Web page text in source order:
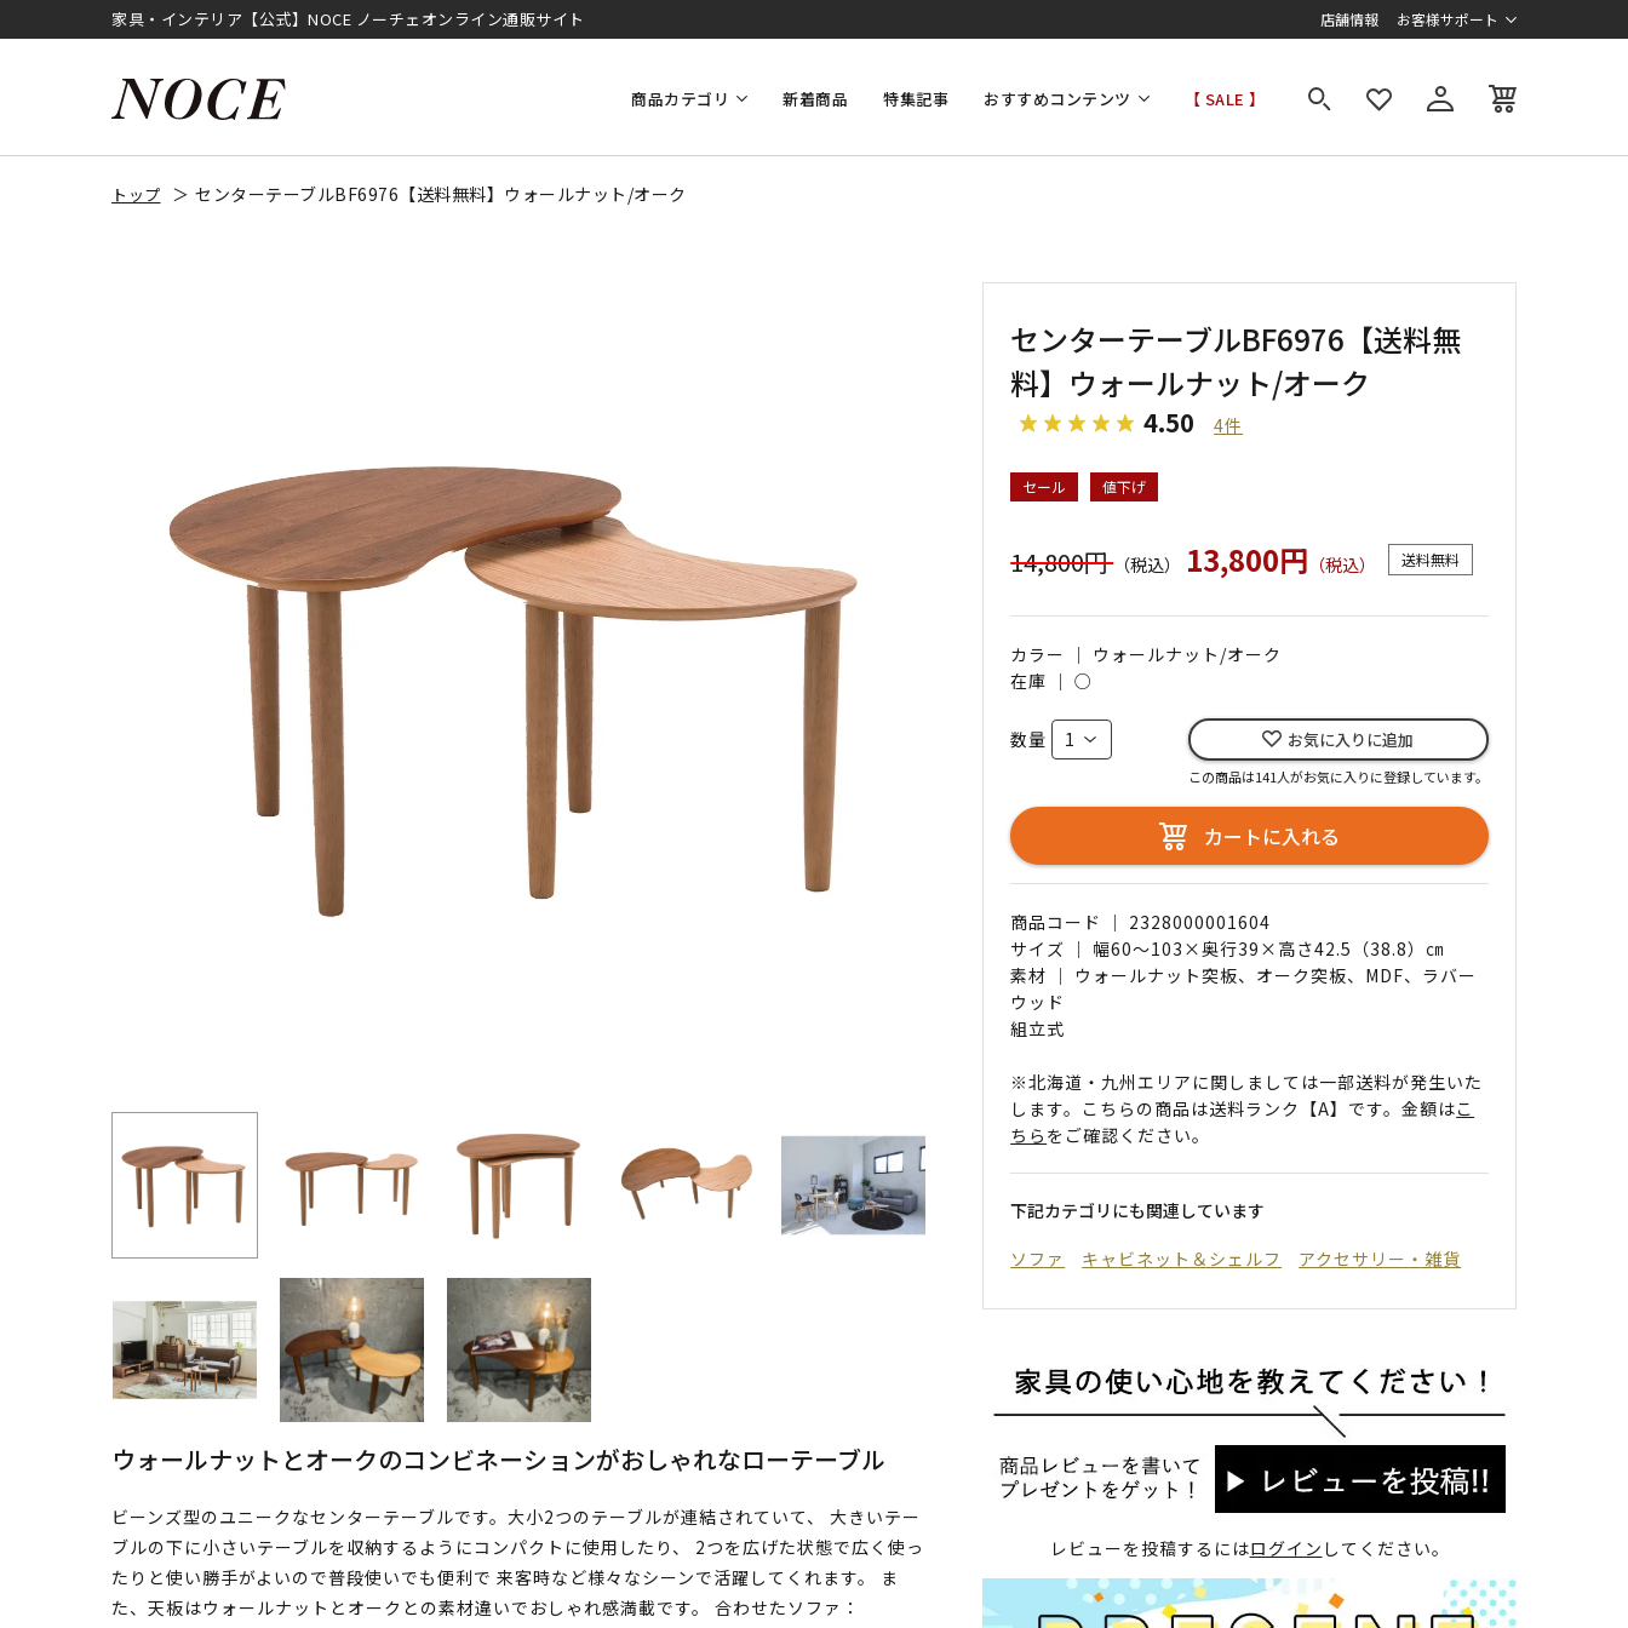
家具・インテリア【公式】NOCE ノーチェオンライン通販サイト 店舗情報 お客様サポート
商品カテゴリ 新着商品 特集記事 おすすめコンテンツ 【 SALE 】
トップ センターテーブルBF6976【送料無料】ウォールナット/オーク
ウォールナットとオークのコンビネーションがおしゃれなローテーブル
ビーンズ型のユニークなセンターテーブルです。大小2つのテーブルが連結されていて、 大きいテー
ブルの下に小さいテーブルを収納するようにコンパクトに使用したり、 2つを広げた状態で広く使っ
たりと使い勝手がよいので普段使いでも便利で 来客時など様々なシーンで活躍してくれます。 ま
た、天板はウォールナットとオークとの素材違いでおしゃれ感満載です。 合わせたソファ：
センターテーブルBF6976【送料無
料】ウォールナット/オーク
4.50 4件
セール 値下げ
14,800円（税込） 13,800円 （税込） 送料無料
カラー ｜ ウォールナット/オーク
在庫 ｜○
数量 お気に入りに追加
この商品は141人がお気に入りに登録しています。
カートに入れる
商品コード ｜ 2328000001604
サイズ ｜ 幅60～103×奥行39×高さ42.5（38.8）㎝
素材 ｜ ウォールナット突板、オーク突板、MDF、ラバー
ウッド
組立式
※北海道・九州エリアに関しましては一部送料が発生いた
します。こちらの商品は送料ランク【A】です。金額はこ
ちら をご確認ください。
下記カテゴリにも関連しています
ソファ
キャビネット＆シェルフ アクセサリー・雑貨
レビューを投稿するにはログイン してください。